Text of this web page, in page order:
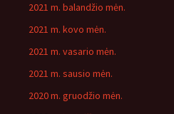
2021 m. balandžio mėn.
2021 m. kovo mėn.
2021 m. vasario mėn.
2021 m. sausio mėn.
2020 m. gruodžio mėn.